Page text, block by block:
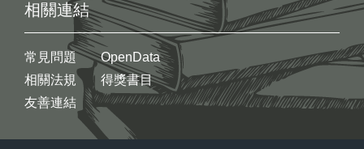
相關連結
常見問題
相關法規
友善連結
OpenData
得獎書目